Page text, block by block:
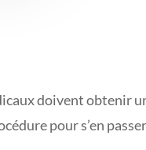
doivent obtenir
pour s’en